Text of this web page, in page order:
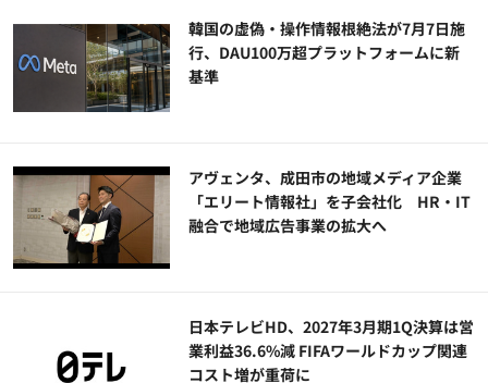
韓国の虚偽・操作情報根絶法が7月7日施
行、DAU100万超プラットフォームに新
基準
アヴェンタ、成田市の地域メディア企業
「エリート情報社」を子会社化 HR・IT
融合で地域広告事業の拡大へ
日本テレビHD、2027年3月期1Q決算は営
業利益36.6%減 FIFAワールドカップ関連
コスト増が重荷に